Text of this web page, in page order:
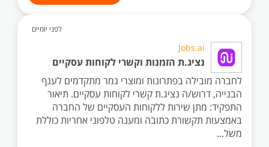
לפני יומיים
Jobs.ai
נציג.ת הזמנות וקשרי לקוחות עסקיים
לחברה מובילה בפתרונות ומוצרי גמר מתקדמים לענף
הבנייה, דרוש/ה נציג.ת קשרי לקוחות עסקיים. תיאור
התפקיד: מתן שירות ללקוחות העסקיים של החברה
באמצעות תקשורת כתובה ומענה טלפוני אחריות כוללת
משל...